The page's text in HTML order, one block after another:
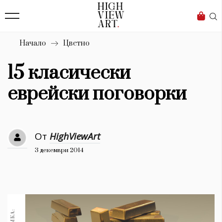
Бизнес
Мода
Dialogue
Изкуство
4340
Красота
777
Книги 1188
Начало Цветно
15 класически
еврейски поговорки
От HighViewArt
3 декември 2014